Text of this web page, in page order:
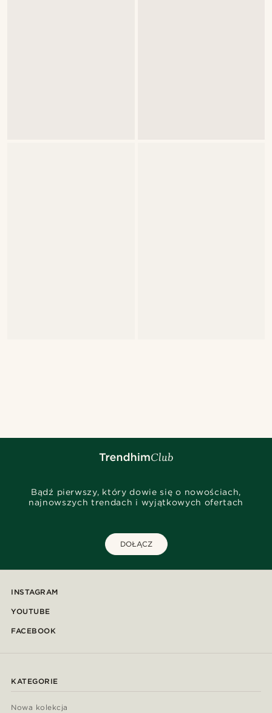
Bądź pierwszy, który dowie się o nowościach,
najnowszych trendach i wyjątkowych ofertach
DOŁĄCZ
INSTAGRAM
YOUTUBE
FACEBOOK
KATEGORIE
Nowa kolekcja